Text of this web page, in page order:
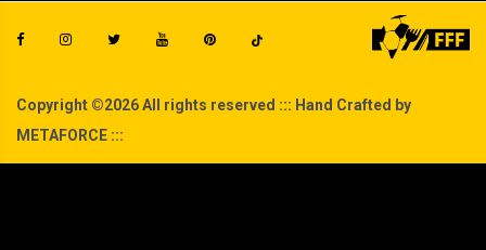
Copyright ©2026 All rights reserved ::: Hand Crafted by
METAFORCE :::